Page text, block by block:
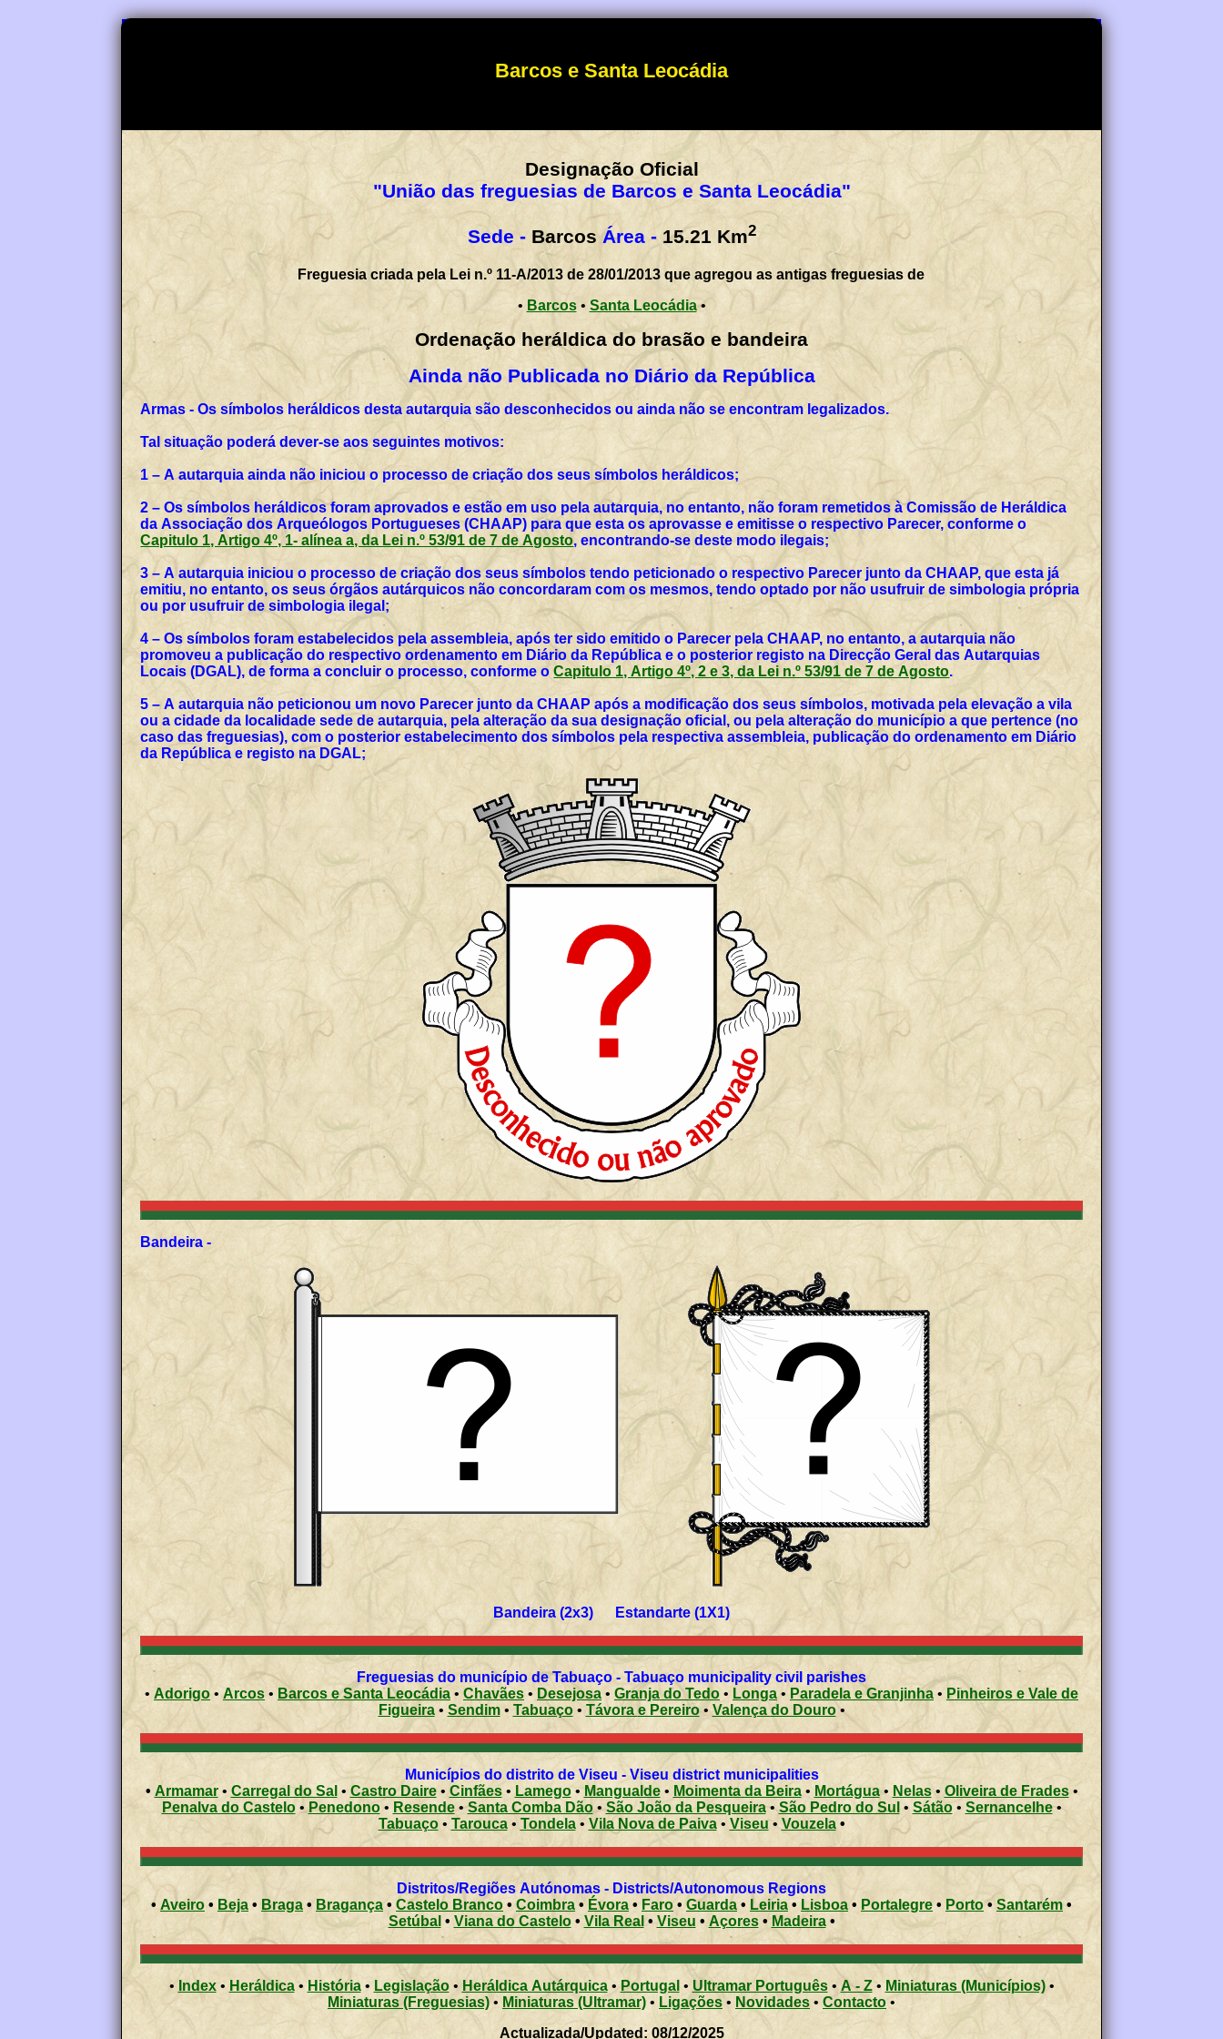
Barcos e Santa Leocádia
Designação Oficial
"União das freguesias de Barcos e Santa Leocádia"
Sede - Barcos Área - 15.21 Km2
Freguesia criada pela Lei n.º 11-A/2013 de 28/01/2013 que agregou as antigas freguesias de
• Barcos• Santa Leocádia•
Ordenação heráldica do brasão e bandeira
Ainda não Publicada no Diário da República
Armas - Os símbolos heráldicos desta autarquia são desconhecidos ou ainda não se encontram legalizados.
Tal situação poderá dever-se aos seguintes motivos:
1 – A autarquia ainda não iniciou o processo de criação dos seus símbolos heráldicos;
2 – Os símbolos heráldicos foram aprovados e estão em uso pela autarquia, no entanto, não foram remetidos à Comissão de Heráldica
da Associação dos Arqueólogos Portugueses (CHAAP) para que esta os aprovasse e emitisse o respectivo Parecer, conforme o
Capitulo 1, Artigo 4º, 1- alínea a, da Lei n.º 53/91 de 7 de Agosto, encontrando-se deste modo ilegais;
3 – A autarquia iniciou o processo de criação dos seus símbolos tendo peticionado o respectivo Parecer junto da CHAAP, que esta já
emitiu, no entanto, os seus órgãos autárquicos não concordaram com os mesmos, tendo optado por não usufruir de simbologia própria
ou por usufruir de simbologia ilegal;
4 – Os símbolos foram estabelecidos pela assembleia, após ter sido emitido o Parecer pela CHAAP, no entanto, a autarquia não
promoveu a publicação do respectivo ordenamento em Diário da República e o posterior registo na Direcção Geral das Autarquias
Locais (DGAL), de forma a concluir o processo, conforme oCapitulo 1, Artigo 4º, 2 e 3, da Lei n.º 53/91 de 7 de Agosto.
5 – A autarquia não peticionou um novo Parecer junto da CHAAP após a modificação dos seus símbolos, motivada pela elevação a vila
ou a cidade da localidade sede de autarquia, pela alteração da sua designação oficial, ou pela alteração do município a que pertence (no
caso das freguesias), com o posterior estabelecimento dos símbolos pela respectiva assembleia, publicação do ordenamento em Diário
da República e registo na DGAL;
Bandeira -
Bandeira (2x3) Estandarte (1X1)
Freguesias do município de Tabuaço - Tabuaço municipality civil parishes
• Adorigo •Arcos • Barcos e Santa Leocádia • Chavães • Desejosa • Granja do Tedo • Longa • Paradela e Granjinha • Pinheiros e Vale de
Figueira• Sendim• Tabuaço• Távora e Pereiro• Valença do Douro•
Municípios do distrito de Viseu - Viseu district municipalities
• Armamar• Carregal do Sal • Castro Daire• Cinfães• Lamego•Mangualde• Moimenta da Beira• Mortágua• Nelas• Oliveira de Frades•
Penalva do Castelo•Penedono• Resende•Santa Comba Dão•São João da Pesqueira•São Pedro do Sul • Sátão• Sernancelhe•
Tabuaço• Tarouca• Tondela• Vila Nova de Paiva• Viseu• Vouzela •
Distritos/Regiões Autónomas - Districts/Autonomous Regions
• Aveiro • Beja • Braga • Bragança • Castelo Branco • Coimbra • Évora • Faro •Guarda • Leiria •Lisboa• Portalegre • Porto•Santarém •
Setúbal • Viana do Castelo• Vila Real • Viseu • Açores • Madeira •
• Index• Heráldica• História • Legislação • Heráldica Autárquica• Portugal • Ultramar Português• A - Z• Miniaturas (Municípios)•
Miniaturas (Freguesias)• Miniaturas (Ultramar) • Ligações • Novidades • Contacto•
Actualizada/Updated: 08/12/2025